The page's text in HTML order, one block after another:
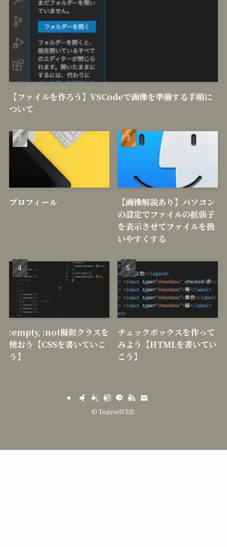
【ファイルを作ろう】VSCodeで画像を準備する手順に
ついて
プロフィール
【画像解説あり】パソコン
の設定でファイルの拡張子
を表示させてファイルを扱
いやすくする
:empty, :not擬似クラスを
使おう【CSSを書いていこ
う】
チェックボックスを作って
みよう【HTMLを書いてい
こう】
© TeatreeWEB.